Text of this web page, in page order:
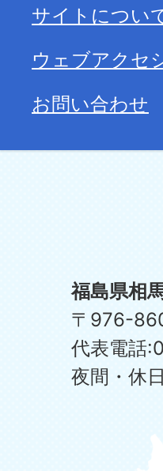
サイトについ
ウェブアクセ
お問い合わせ
福島県相
〒976-
代表電話
夜間・休